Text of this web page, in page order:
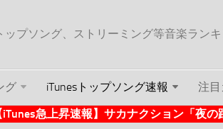
ップソング、ストリーミング等音楽ラン
グ iTunesトップソング速報 注目
iTunes急上昇速報】サカナクション「夜